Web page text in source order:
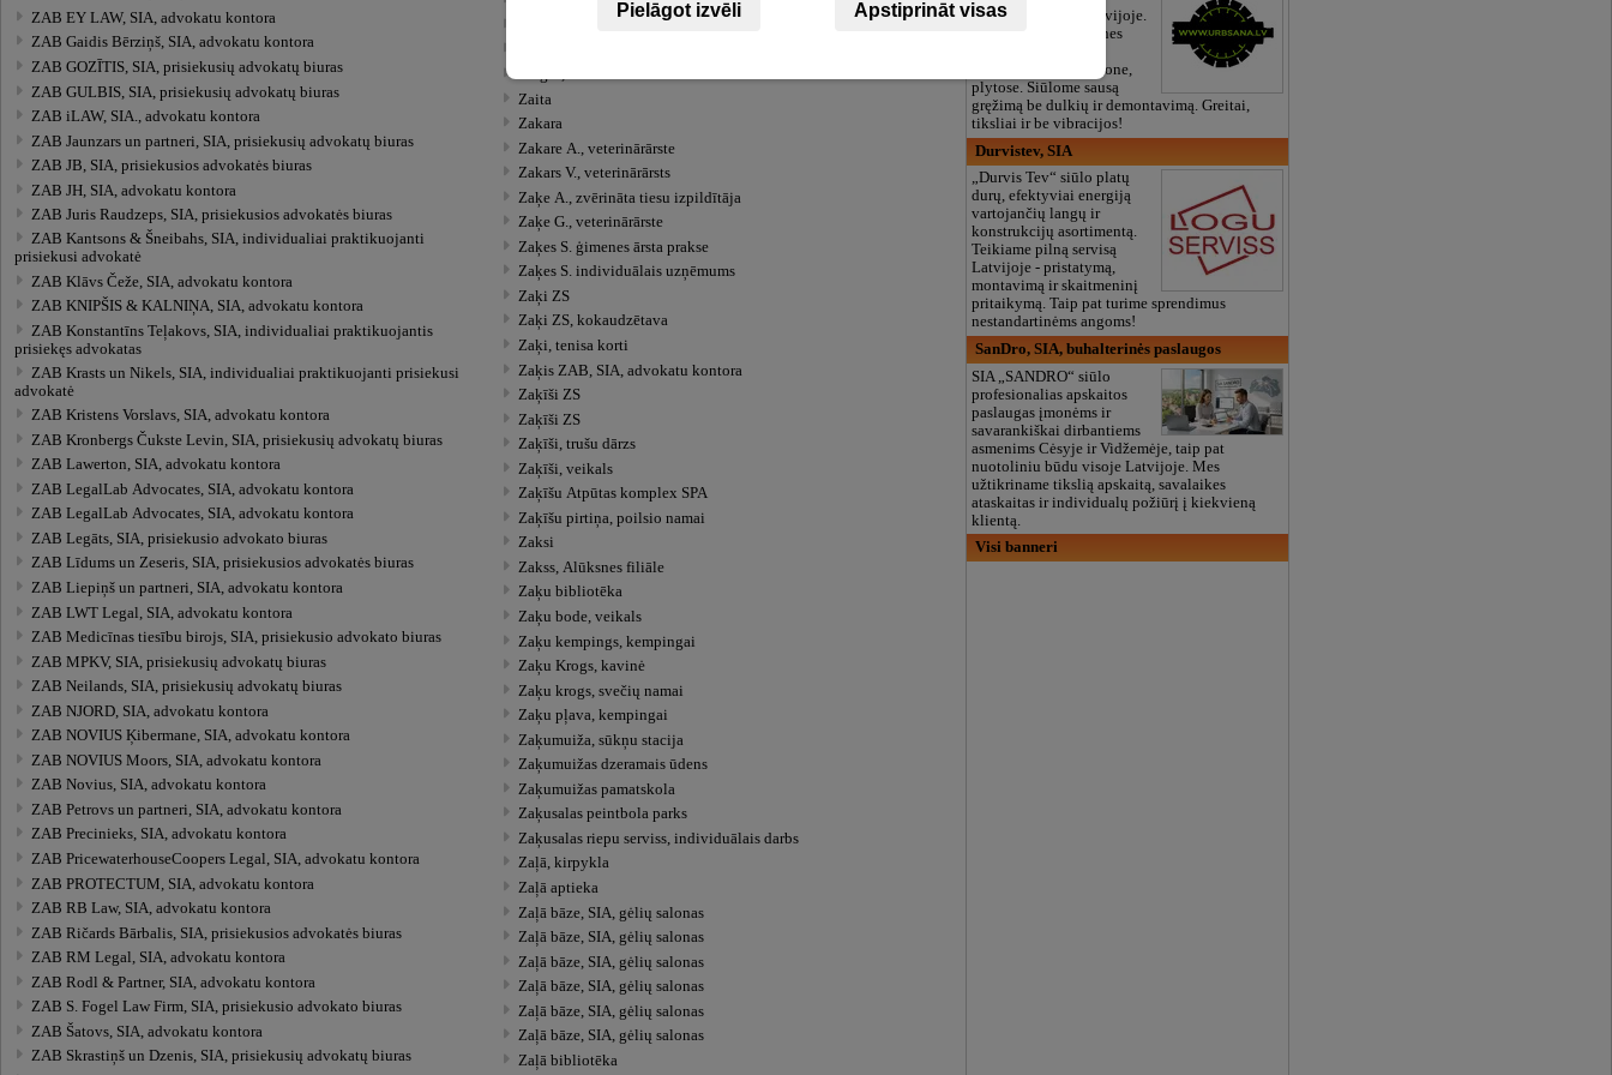
ZAB EY LAW, SIA, advokatu kontora
ZAB Gaidis Bērziņš, SIA, advokatu kontora
ZAB GOZĪTIS, SIA, prisiekusių advokatų biuras
ZAB GULBIS, SIA, prisiekusių advokatų biuras
ZAB iLAW, SIA., advokatu kontora
ZAB Jaunzars un partneri, SIA, prisiekusių advokatų biuras
ZAB JB, SIA, prisiekusios advokatės biuras
ZAB JH, SIA, advokatu kontora
ZAB Juris Raudzeps, SIA, prisiekusios advokatės biuras
ZAB Kantsons & Šneibahs, SIA, individualiai praktikuojanti
prisiekusi advokatė
ZAB Klāvs Čeže, SIA, advokatu kontora
ZAB KNIPŠIS & KALNIŅA, SIA, advokatu kontora
ZAB Konstantīns Teļakovs, SIA, individualiai praktikuojantis
prisiekęs advokatas
ZAB Krasts un Nikels, SIA, individualiai praktikuojanti prisiekusi
advokatė
ZAB Kristens Vorslavs, SIA, advokatu kontora
ZAB Kronbergs Čukste Levin, SIA, prisiekusių advokatų biuras
ZAB Lawerton, SIA, advokatu kontora
ZAB LegalLab Advocates, SIA, advokatu kontora
ZAB LegalLab Advocates, SIA, advokatu kontora
ZAB Legāts, SIA, prisiekusio advokato biuras
ZAB Līdums un Zeseris, SIA, prisiekusios advokatės biuras
ZAB Liepiņš un partneri, SIA, advokatu kontora
ZAB LWT Legal, SIA, advokatu kontora
ZAB Medicīnas tiesību birojs, SIA, prisiekusio advokato biuras
ZAB MPKV, SIA, prisiekusių advokatų biuras
ZAB Neilands, SIA, prisiekusių advokatų biuras
ZAB NJORD, SIA, advokatu kontora
ZAB NOVIUS Ķibermane, SIA, advokatu kontora
ZAB NOVIUS Moors, SIA, advokatu kontora
ZAB Novius, SIA, advokatu kontora
ZAB Petrovs un partneri, SIA, advokatu kontora
ZAB Precinieks, SIA, advokatu kontora
ZAB PricewaterhouseCoopers Legal, SIA, advokatu kontora
ZAB PROTECTUM, SIA, advokatu kontora
ZAB RB Law, SIA, advokatu kontora
ZAB Ričards Bārbalis, SIA, prisiekusios advokatės biuras
ZAB RM Legal, SIA, advokatu kontora
ZAB Rodl & Partner, SIA, advokatu kontora
ZAB S. Fogel Law Firm, SIA, prisiekusio advokato biuras
ZAB Šatovs, SIA, advokatu kontora
ZAB Skrastiņš un Dzenis, SIA, prisiekusių advokatų biuras
Zaigas Gailes birojs, SIA
Zaita
Zakara
Zakare A., veterinārārste
Zakars V., veterinārārsts
Zaķe A., zvērināta tiesu izpildītāja
Zaķe G., veterinārārste
Zaķes S. ģimenes ārsta prakse
Zaķes S. individuālais uzņēmums
Zaķi ZS
Zaķi ZS, kokaudzētava
Zaķi, tenisa korti
Zaķis ZAB, SIA, advokatu kontora
Zaķīši ZS
Zaķīši ZS
Zaķīši, trušu dārzs
Zaķīši, veikals
Zaķīšu Atpūtas komplex SPA
Zaķīšu pirtiņa, poilsio namai
Zaksi
Zakss, Alūksnes filiāle
Zaķu bibliotēka
Zaķu bode, veikals
Zaķu kempings, kempingai
Zaķu Krogs, kavinė
Zaķu krogs, svečių namai
Zaķu pļava, kempingai
Zaķumuiža, sūkņu stacija
Zaķumuižas dzeramais ūdens
Zaķumuižas pamatskola
Zaķusalas peintbola parks
Zaķusalas riepu serviss, individuālais darbs
Zaļā, kirpykla
Zaļā aptieka
Zaļā bāze, SIA, gėlių salonas
Zaļā bāze, SIA, gėlių salonas
Zaļā bāze, SIA, gėlių salonas
Zaļā bāze, SIA, gėlių salonas
Zaļā bāze, SIA, gėlių salonas
Zaļā bāze, SIA, gėlių salonas
Zaļā bibliotēka
paslaugos visoje Latvijoje.
Kuriame technologines
komunikacijoms betone,
plytose. Siūlome sausą
gręžimą be dulkių ir demontavimą. Greitai,
tiksliai ir be vibracijos!
Durvistev, SIA
„Durvis Tev“ siūlo platų
durų, efektyviai energiją
vartojančių langų ir
konstrukcijų asortimentą.
Teikiame pilną servisą
Latvijoje - pristatymą,
montavimą ir skaitmeninį
pritaikymą. Taip pat turime sprendimus
nestandartinėms angoms!
SanDro, SIA, buhalterinės paslaugos
SIA „SANDRO“ siūlo
profesionalias apskaitos
paslaugas įmonėms ir
savarankiškai dirbantiems
asmenims Cėsyje ir Vidžemėje, taip pat
nuotoliniu būdu visoje Latvijoje. Mes
užtikriname tikslią apskaitą, savalaikes
ataskaitas ir individualų požiūrį į kiekvieną
klientą.
Visi banneri
Pielāgot izvēli Apstiprināt visas